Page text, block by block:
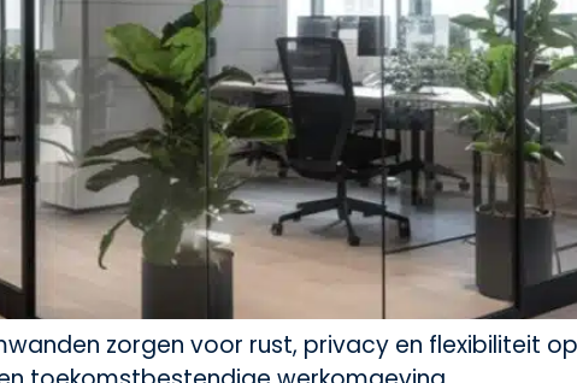
zorgen voor rust, privacy en flexibiliteit